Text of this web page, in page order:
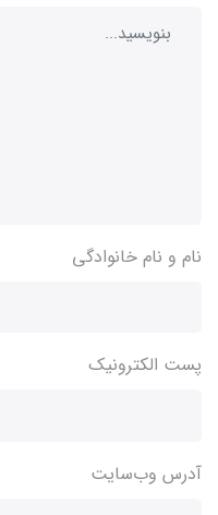
نام و نام خانوادگی
پست الکترونیک
آدرس وب‌سایت